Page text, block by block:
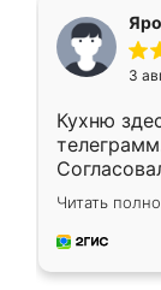
3
Кухню
недели
довольны
мебель за
Читать